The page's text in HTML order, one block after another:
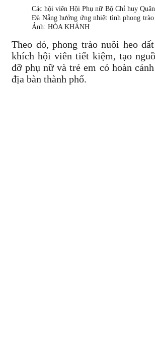
Các hội viên Hội Phụ nữ Bộ Chỉ huy
Đà Nẵng hưởng ứng nhiệt tình phong trào
Ảnh: HÒA KHÁNH
Theo đó, phong trào nuôi heo
khích hội viên tiết kiệm, tạo
đỡ phụ nữ và trẻ em có hoàn
địa bàn thành phố.